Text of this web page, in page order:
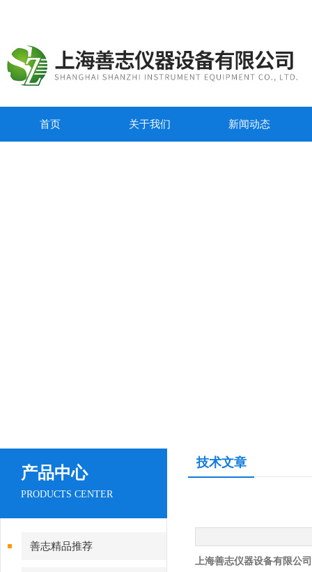
首页 关于我们 新闻动态
产品中心
PRODUCTS CENTER
善志精品推荐
技术文章
上海善志仪器设备有限公